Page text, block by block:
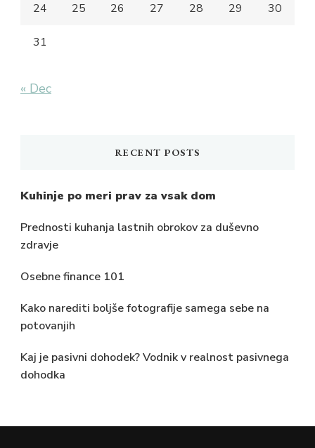
24 25 26 27 28 29 30
31
« Dec
RECENT POSTS
Kuhinje po meri prav za vsak dom
Prednosti kuhanja lastnih obrokov za duševno
zdravje
Osebne finance 101
Kako narediti boljše fotografije samega sebe na
potovanjih
Kaj je pasivni dohodek? Vodnik v realnost pasivnega
dohodka